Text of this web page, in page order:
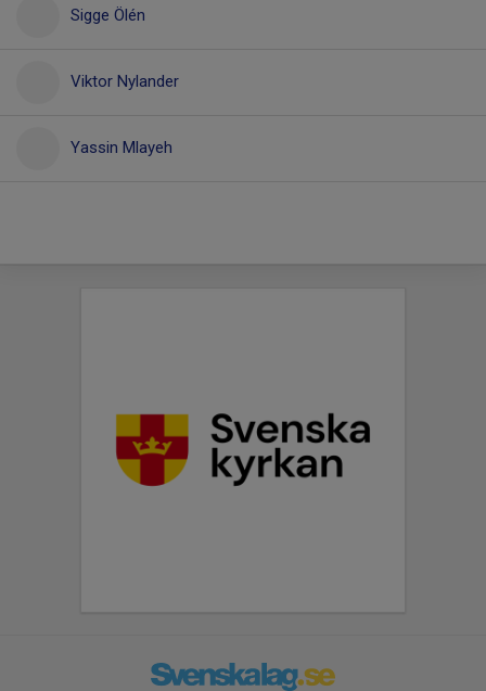
Sigge Ölén
Viktor Nylander
Yassin Mlayeh